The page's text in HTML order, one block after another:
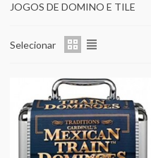
JOGOS DE DOMINO E TILE
Selecionar